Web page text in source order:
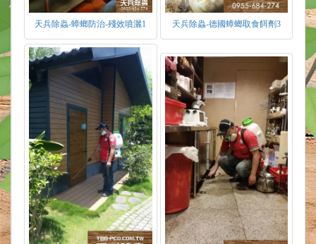
天兵除蟲-蟑螂防治-殘效噴灑1 天兵除蟲-德國蟑螂取食餌劑3